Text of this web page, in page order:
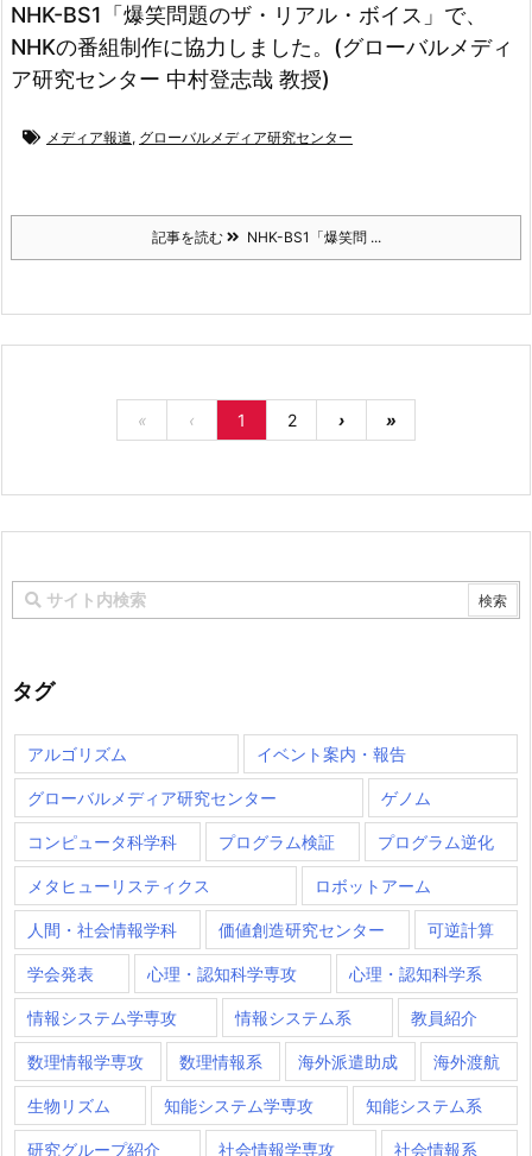
NHK-BS1「爆笑問題のザ・リアル・ボイス」で、
NHKの番組制作に協力しました。(グローバルメディ
ア研究センター 中村登志哉 教授)
メディア報道, グローバルメディア研究センター
記事を読む NHK-BS1「爆笑問 ...
« ‹ 1 2 › »
タグ
アルゴリズム イベント案内・報告
グローバルメディア研究センター ゲノム
コンピュータ科学科 プログラム検証 プログラム逆化
メタヒューリスティクス ロボットアーム
人間・社会情報学科 価値創造研究センター 可逆計算
学会発表 心理・認知科学専攻 心理・認知科学系
情報システム学専攻 情報システム系 教員紹介
数理情報学専攻 数理情報系 海外派遣助成 海外渡航
生物リズム 知能システム学専攻 知能システム系
研究グループ紹介 社会情報学専攻 社会情報系